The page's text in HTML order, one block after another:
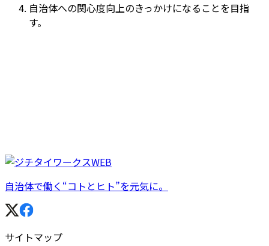
自治体への関心度向上のきっかけになることを目指
す。
自治体で働く“コトとヒト”を元気に。
サイトマップ